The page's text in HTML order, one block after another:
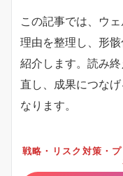
この記事では、ウ
理由を整理し、形
紹介します。読み
直し、成果につな
なります。
戦略・リスク対策・